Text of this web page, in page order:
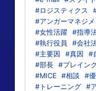
#ロジスティクス
#アンガーマネジメ
#女性活躍 #指導
#執行役員
#会社
#主要因
#真因 #
#部長 #プレイン
#MICE #相談 #
#トレーニング #